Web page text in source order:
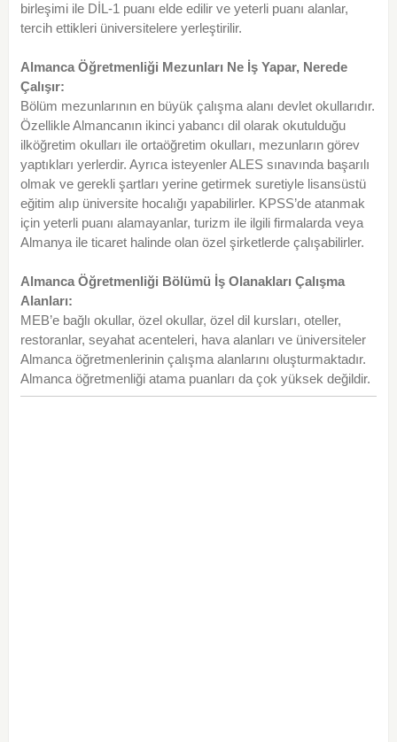
birleşimi ile DİL-1 puanı elde edilir ve yeterli puanı alanlar,
tercih ettikleri üniversitelere yerleştirilir.
Almanca Öğretmenliği Mezunları Ne İş Yapar, Nerede
Çalışır:
Bölüm mezunlarının en büyük çalışma alanı devlet okullarıdır.
Özellikle Almancanın ikinci yabancı dil olarak okutulduğu
ilköğretim okulları ile ortaöğretim okulları, mezunların görev
yaptıkları yerlerdir. Ayrıca isteyenler ALES sınavında başarılı
olmak ve gerekli şartları yerine getirmek suretiyle lisansüstü
eğitim alıp üniversite hocalığı yapabilirler. KPSS’de atanmak
için yeterli puanı alamayanlar, turizm ile ilgili firmalarda veya
Almanya ile ticaret halinde olan özel şirketlerde çalışabilirler.
Almanca Öğretmenliği Bölümü İş Olanakları Çalışma
Alanları:
MEB’e bağlı okullar, özel okullar, özel dil kursları, oteller,
restoranlar, seyahat acenteleri, hava alanları ve üniversiteler
Almanca öğretmenlerinin çalışma alanlarını oluşturmaktadır.
Almanca öğretmenliği atama puanları da çok yüksek değildir.